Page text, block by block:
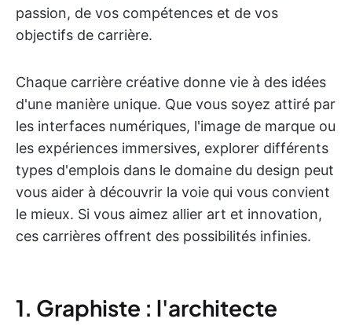
passion, de vos compétences et de vos
objectifs de carrière.
Chaque carrière créative donne vie à des idées
d'une manière unique. Que vous soyez attiré par
les interfaces numériques, l'image de marque ou
les expériences immersives, explorer différents
types d'emplois dans le domaine du design peut
vous aider à découvrir la voie qui vous convient
le mieux. Si vous aimez allier art et innovation,
ces carrières offrent des possibilités infinies.
1. Graphiste : l'architecte